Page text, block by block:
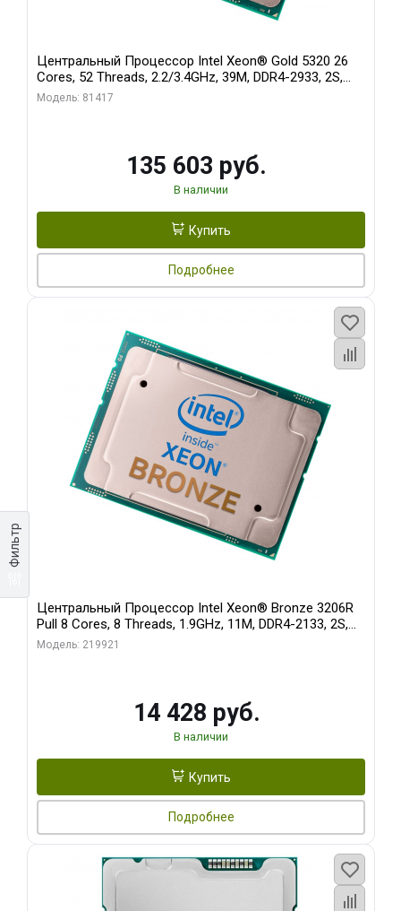
Фильтр
Центральный Процессор Intel Xeon® Gold 5320 26
Cores, 52 Threads, 2.2/3.4GHz, 39M, DDR4-2933, 2S,
185W
Модель: 81417
135 603 руб.
В наличии
Купить
Подробнее
Центральный Процессор Intel Xeon® Bronze 3206R
Pull 8 Cores, 8 Threads, 1.9GHz, 11M, DDR4-2133, 2S,
85W OEM
Модель: 219921
14 428 руб.
В наличии
Купить
Подробнее